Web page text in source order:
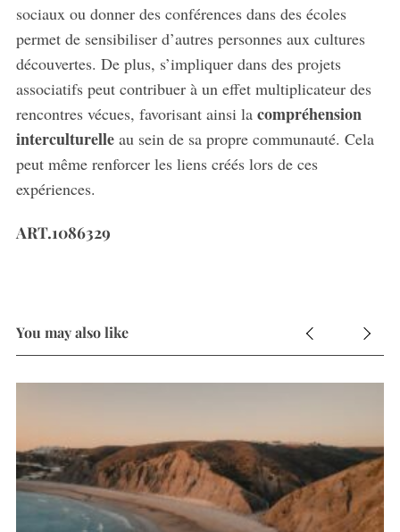
sociaux ou donner des conférences dans des écoles
permet de sensibiliser d’autres personnes aux cultures
découvertes. De plus, s’impliquer dans des projets
associatifs peut contribuer à un effet multiplicateur des
rencontres vécues, favorisant ainsi la compréhension
interculturelleau sein de sa propre communauté. Cela
peut même renforcer les liens créés lors de ces
expériences.
ART.1086329
You may also like